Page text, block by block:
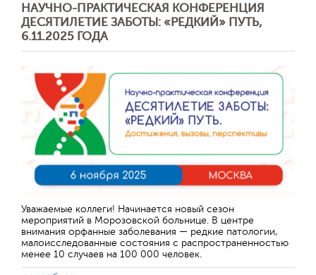
НАУЧНО-ПРАКТИЧЕСКАЯ КОНФЕРЕНЦИЯ
ДЕСЯТИЛЕТИЕ ЗАБОТЫ: «РЕДКИЙ» ПУТЬ,
6.11.2025 ГОДА
Уважаемые коллеги! Начинается новый сезон
мероприятий в Морозовской больнице. В центре
внимания орфанные заболевания — редкие патологии,
малоисследованные состояния с распространенностью
менее 10 случаев на 100 000 человек.